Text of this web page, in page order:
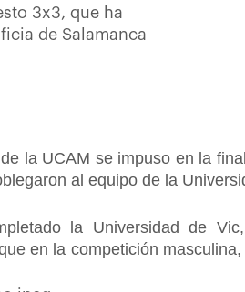
3x3, que ha
de Salamanca
la UCAM se impuso en la
al equipo de la
la Universidad de
en la competición